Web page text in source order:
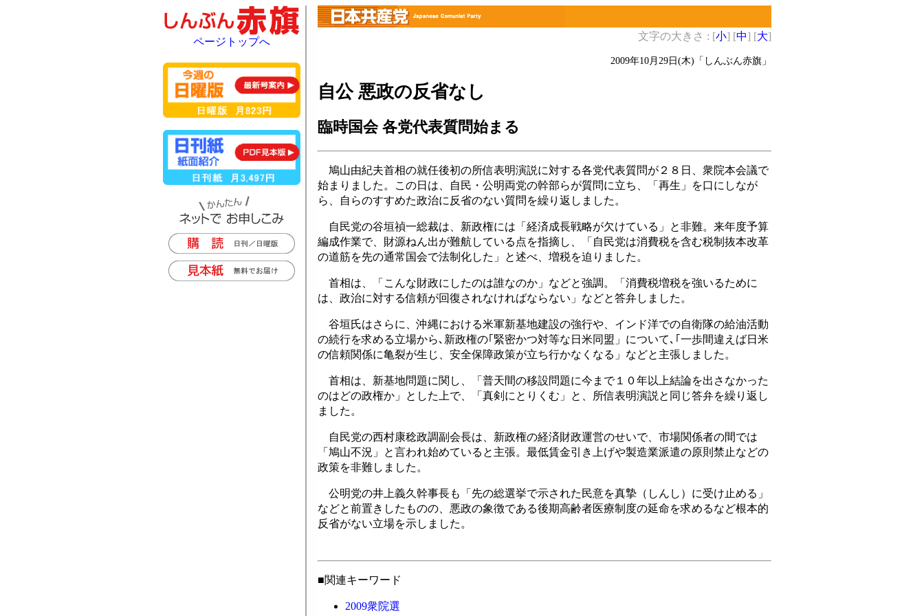
文字の大きさ : [小] [中] [大]
2009年10月29日(木) 「しんぶん赤旗」
自公 悪政の反省なし
臨時国会 各党代表質問始まる
鳩山由紀夫首相の就任後初の所信表明演説に対する各党代表質問が２８日、衆院本会議で
始まりました。この日は、自民・公明両党の幹部らが質問に立ち、「再生」を口にしなが
ら、自らのすすめた政治に反省のない質問を繰り返しました。
自民党の谷垣禎一総裁は、新政権には「経済成長戦略が欠けている」と非難。来年度予算
編成作業で、財源ねん出が難航している点を指摘し、「自民党は消費税を含む税制抜本改革
の道筋を先の通常国会で法制化した」と述べ、増税を迫りました。
首相は、「こんな財政にしたのは誰なのか」などと強調。「消費税増税を強いるために
は、政治に対する信頼が回復されなければならない」などと答弁しました。
谷垣氏はさらに、沖縄における米軍新基地建設の強行や、インド洋での自衛隊の給油活動
の続行を求める立場から､新政権の｢緊密かつ対等な日米同盟」について､｢一歩間違えば日米
の信頼関係に亀裂が生じ、安全保障政策が立ち行かなくなる」などと主張しました。
首相は、新基地問題に関し、「普天間の移設問題に今まで１０年以上結論を出さなかった
のはどの政権か」とした上で、「真剣にとりくむ」と、所信表明演説と同じ答弁を繰り返し
ました。
自民党の西村康稔政調副会長は、新政権の経済財政運営のせいで、市場関係者の間では
「鳩山不況」と言われ始めていると主張。最低賃金引き上げや製造業派遣の原則禁止などの
政策を非難しました。
公明党の井上義久幹事長も「先の総選挙で示された民意を真摯（しんし）に受け止める」
などと前置きしたものの、悪政の象徴である後期高齢者医療制度の延命を求めるなど根本的
反省がない立場を示しました。
■関連キーワード
2009衆院選
ページトップへ